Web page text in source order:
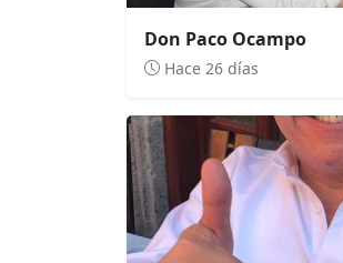
Don Paco Ocampo
Hace 26 días